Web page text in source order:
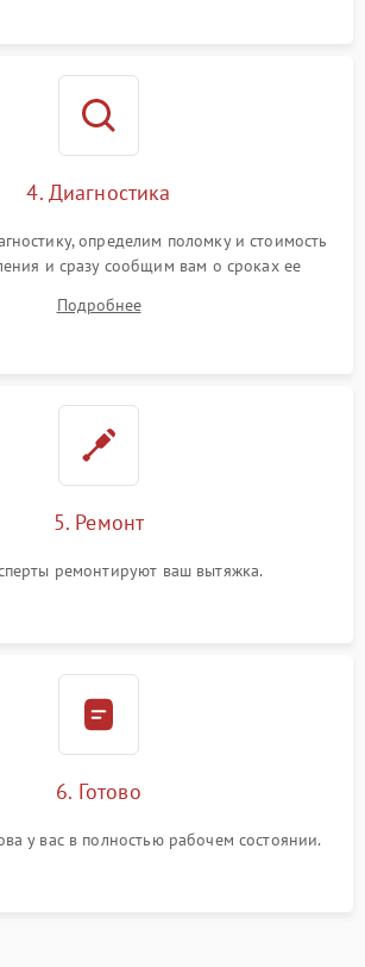
4. Диагностика
определим поломку и стоимость
и сразу сообщим вам о сроках ее
Подробнее
5. Ремонт
ремонтируют ваш вытяжка.
6. Готово
у вас в полностью рабочем состоянии.